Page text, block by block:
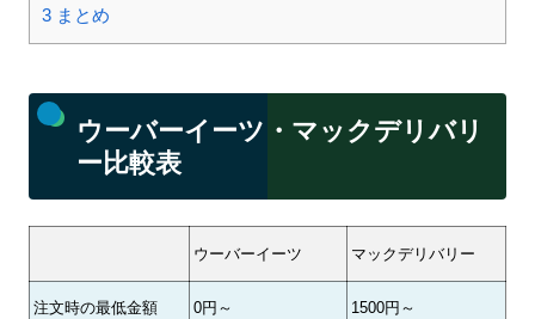
3 まとめ
ウーバーイーツ・マックデリバリ
ー比較表
ウーバーイーツ マックデリバリー
注文時の最低金額 0円～ 1500円～